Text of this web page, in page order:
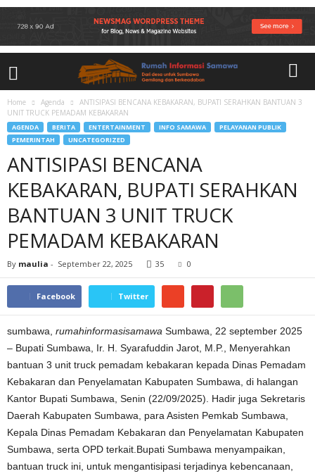
Home Agenda
ANTISIPASI BENCANA KEBAKARAN, BUPATI SERAHKAN BANTUAN 3
UNIT TRUCK PEMADAM KEBAKARAN
AGENDA BERITA ENTERTAINMENT INFO SAMAWA
PELAYANAN PUBLIK
PEMERINTAH
UNCATEGORIZED
ANTISIPASI BENCANA
KEBAKARAN, BUPATI SERAHKAN
BANTUAN 3 UNIT TRUCK
PEMADAM KEBAKARAN
By maulia - September 22, 2025 35 0
Facebook Twitter
sumbawa, rumahinformasisamawa Sumbawa, 22 september 2025
– Bupati Sumbawa, Ir. H. Syarafuddin Jarot, M.P., Menyerahkan
bantuan 3 unit truck pemadam kebakaran kepada Dinas Pemadam
Kebakaran dan Penyelamatan Kabupaten Sumbawa, di halangan
Kantor Bupati Sumbawa, Senin (22/09/2025). Hadir juga Sekretaris
Daerah Kabupaten Sumbawa, para Asisten Pemkab Sumbawa,
Kepala Dinas Pemadam Kebakaran dan Penyelamatan Kabupaten
Sumbawa, serta OPD terkait.Bupati Sumbawa menyampaikan,
bantuan truck ini, untuk mengantisipasi terjadinya kebencanaan,